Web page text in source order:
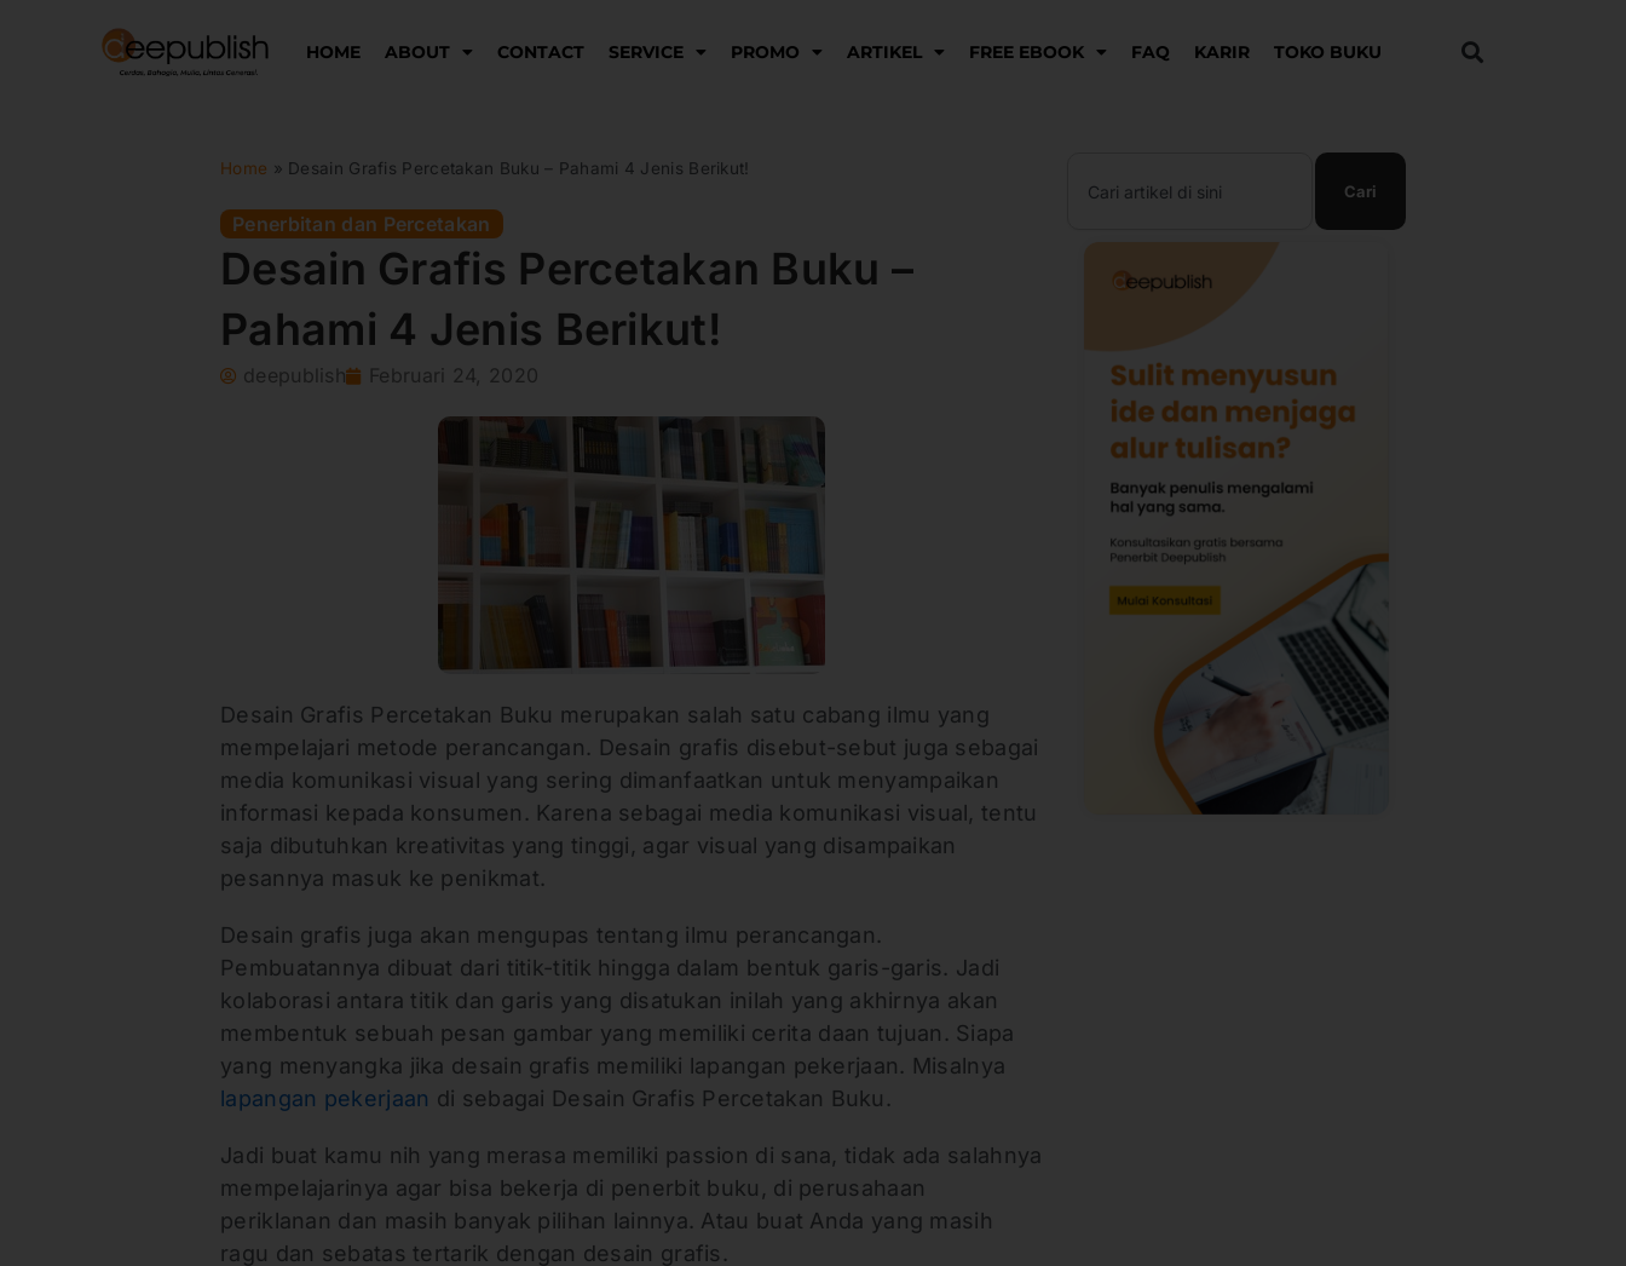
HOME ABOUT CONTACT SERVICE PROMO ARTIKEL FREE EBOOK FAQ KARIR TOKO BUKU
Home » Desain Grafis Percetakan Buku – Pahami 4 Jenis Berikut!
Penerbitan dan Percetakan
Desain Grafis Percetakan Buku –
Pahami 4 Jenis Berikut!
deepublish Februari 24, 2020
Desain Grafis Percetakan Buku merupakan salah satu cabang ilmu yang
mempelajari metode perancangan. Desain grafis disebut-sebut juga sebagai
media komunikasi visual yang sering dimanfaatkan untuk menyampaikan
informasi kepada konsumen. Karena sebagai media komunikasi visual, tentu
saja dibutuhkan kreativitas yang tinggi, agar visual yang disampaikan
pesannya masuk ke penikmat.
Desain grafis juga akan mengupas tentang ilmu perancangan.
Pembuatannya dibuat dari titik-titik hingga dalam bentuk garis-garis. Jadi
kolaborasi antara titik dan garis yang disatukan inilah yang akhirnya akan
membentuk sebuah pesan gambar yang memiliki cerita daan tujuan. Siapa
yang menyangka jika desain grafis memiliki lapangan pekerjaan. Misalnya
lapangan pekerjaan di sebagai Desain Grafis Percetakan Buku.
Jadi buat kamu nih yang merasa memiliki passion di sana, tidak ada salahnya
mempelajarinya agar bisa bekerja di penerbit buku, di perusahaan
periklanan dan masih banyak pilihan lainnya. Atau buat Anda yang masih
ragu dan sebatas tertarik dengan desain grafis.
Cari